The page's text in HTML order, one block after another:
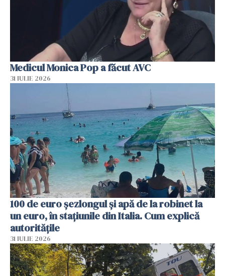
Medicul Monica Pop a făcut AVC
31 IULIE 2026
100 de euro șezlongul și apă de la robinet la
un euro, în stațiunile din Italia. Cum explică
autoritățile
31 IULIE 2026